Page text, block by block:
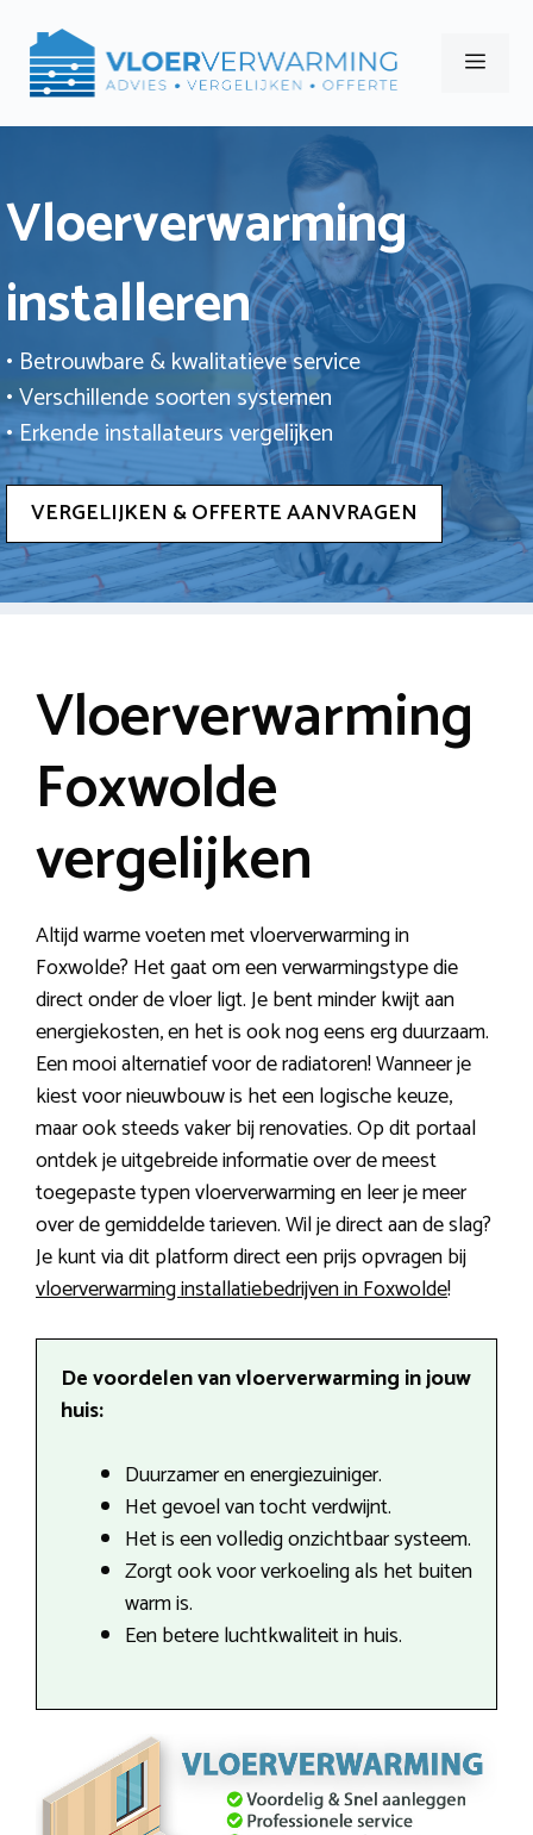
naar
Menu
Vloerverwarming
installeren
• Betrouwbare & kwalitatieve service
• Verschillende soorten systemen
• Erkende installateurs vergelijken
VERGELIJKEN & OFFERTE AANVRAGEN
Vloerverwarming
Foxwolde
vergelijken
Altijd warme voeten met vloerverwarming in
Foxwolde? Het gaat om een verwarmingstype die
direct onder de vloer ligt. Je bent minder kwijt aan
energiekosten, en het is ook nog eens erg duurzaam.
Een mooi alternatief voor de radiatoren! Wanneer je
kiest voor nieuwbouw is het een logische keuze,
maar ook steeds vaker bij renovaties. Op dit portaal
ontdek je uitgebreide informatie over de meest
toegepaste typen vloerverwarming en leer je meer
over de gemiddelde tarieven. Wil je direct aan de slag?
Je kunt via dit platform direct een prijs opvragen bij
vloerverwarming installatiebedrijven in Foxwolde!
De voordelen van vloerverwarming in jouw
huis:
Duurzamer en energiezuiniger.
Het gevoel van tocht verdwijnt.
Het is een volledig onzichtbaar systeem.
Zorgt ook voor verkoeling als het buiten
warm is.
Een betere luchtkwaliteit in huis.